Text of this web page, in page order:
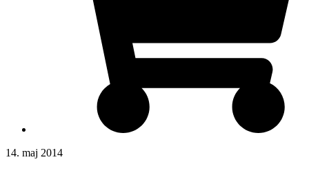
14. maj 2014